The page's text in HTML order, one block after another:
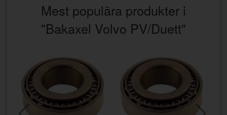
Mest populära produkter i
"Bakaxel Volvo PV/Duett"